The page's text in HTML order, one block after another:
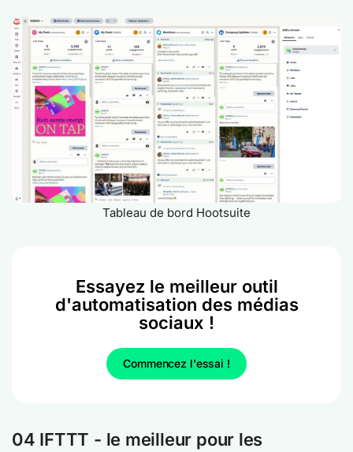
Tableau de bord Hootsuite
Essayez le meilleur outil
d'automatisation des médias
sociaux !
Commencez l'essai !
04 IFTTT - le meilleur pour les